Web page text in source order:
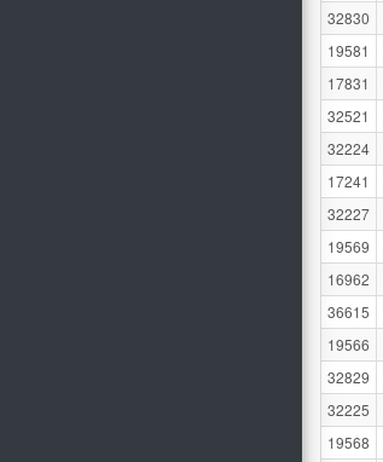
32830
19581
17831
32521
32224
17241
32227
19569
16962
36615
19566
32829
32225
19568